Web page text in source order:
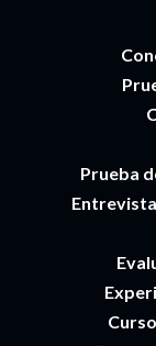
Prueba